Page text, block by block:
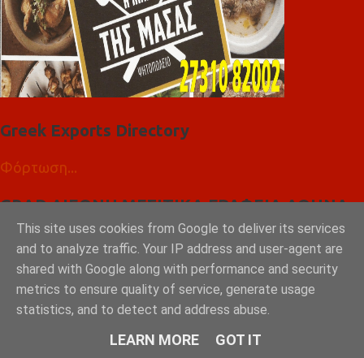
Greek Exports Directory
Φόρτωση...
GRAD ΔΙΕΘΝΗ ΜΕΣΙΤΙΚΑ ΓΡΑΦΕΙΑ ΑΘΗΝΑ
ΣΠΑΡΤΗ ΛΑΚΩΝΙΑ
This site uses cookies from Google to deliver its services
and to analyze traffic. Your IP address and user-agent are
shared with Google along with performance and security
metrics to ensure quality of service, generate usage
statistics, and to detect and address abuse.
LEARN MORE GOT IT